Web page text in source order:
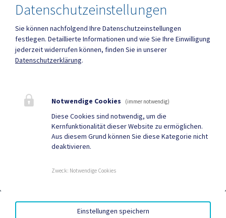
Mehr
Geko digital Gemeinde-
Tourismus
Sport & Freizeit
Gemeindenachrichten
AMTSSIGNATUR|BARRIEREFREIHEIT|DATENSCHUTZ|
Datenschutzeinstellungen
Sie können nachfolgend Ihre Datenschutzeinstellungen
festlegen. Detaillierte Informationen und wie Sie Ihre Einwilligung
jederzeit widerrufen können, finden Sie in unserer
Datenschutzerklärung.
Notwendige Cookies (immer notwendig)
Diese Cookies sind notwendig, um die
Kernfunktionalität dieser Website zu ermöglichen.
Aus diesem Grund können Sie diese Kategorie nicht
deaktivieren.
Zweck: Notwendige Cookies
Einstellungen speichern